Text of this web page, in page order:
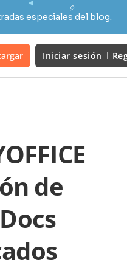
especiales del blog.
Iniciar sesión
de